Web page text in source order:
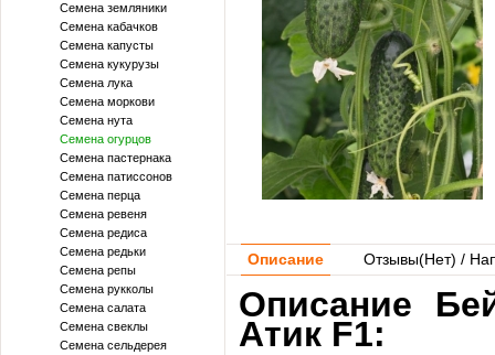
Семена земляники
Семена кабачков
Семена капусты
Семена кукурузы
Семена лука
Семена моркови
Семена нута
Семена огурцов
Семена пастернака
Семена патиссонов
Семена перца
Семена ревеня
Семена редиса
Семена редьки
Семена репы
Семена рукколы
Семена салата
Семена свеклы
Семена сельдерея
Описание Отзывы(Нет) /
Описание
Атик F1: